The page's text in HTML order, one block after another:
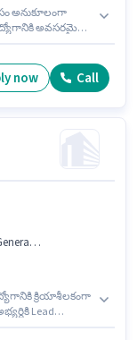
అనుకూలంగా
అవసరమైన
కలిగి ఉండటం
అభ్యర్థి వద్ద
now Call
Wiring
క్రియాశీలకంగా
Lead